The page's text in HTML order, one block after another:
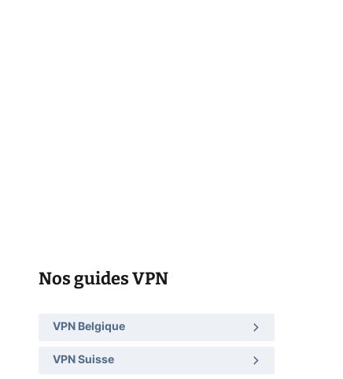
Nos guides VPN
VPN Belgique
VPN Suisse